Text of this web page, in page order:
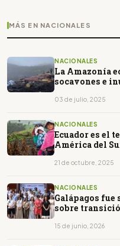
MÁS EN NACIONALES
NACIONALES
La Amazonía
socavones e
03 de julio, 2025
NACIONALES
Ecuador es el
América del
21 de octubre, 2025
NACIONALES
Galápagos
sobre
15 de junio, 2026